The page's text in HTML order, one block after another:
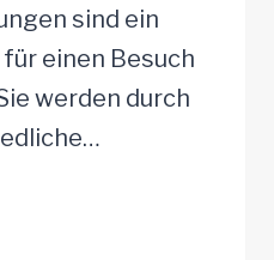
sind ein
einen Besuch
werden durch